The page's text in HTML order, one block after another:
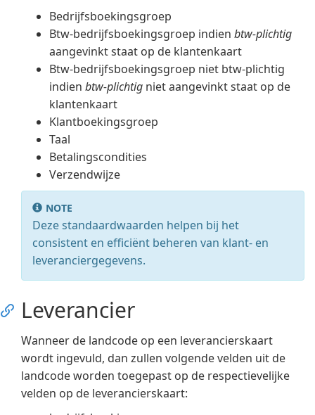
Bedrijfsboekingsgroep
Btw-bedrijfsboekingsgroep indien btw-plichtig
aangevinkt staat op de klantenkaart
Btw-bedrijfsboekingsgroep niet btw-plichtig
indien btw-plichtig niet aangevinkt staat op de
klantenkaart
Klantboekingsgroep
Taal
Betalingscondities
Verzendwijze
NOTE
Deze standaardwaarden helpen bij het
consistent en efficiënt beheren van klant- en
leveranciergegevens.
Leverancier
Wanneer de landcode op een leverancierskaart
wordt ingevuld, dan zullen volgende velden uit de
landcode worden toegepast op de respectievelijke
velden op de leverancierskaart: